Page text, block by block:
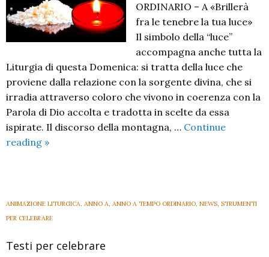
ORDINARIO – A «Brillerà
fra le tenebre la tua luce»
Il simbolo della “luce”
accompagna anche tutta la
Liturgia di questa Domenica: si tratta della luce che
proviene dalla relazione con la sorgente divina, che si
irradia attraverso coloro che vivono in coerenza con la
Parola di Dio accolta e tradotta in scelte da essa
ispirate. Il discorso della montagna, … Continue
reading V
Ordinario
A
2026
»
ANIMAZIONE LITURGICA, ANNO A, ANNO A TEMPO ORDINARIO, NEWS, STRUMENTI
PER CELEBRARE
Testi per celebrare